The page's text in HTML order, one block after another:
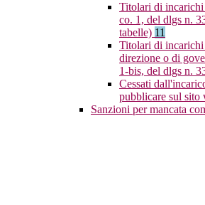
Titolari di
co. 1, del dlgs n.
tabelle) 11
Titolari di
direzione o di
1-bis, del dlgs n.
Cessati
pubblicare sul sito
Sanzioni per mancata